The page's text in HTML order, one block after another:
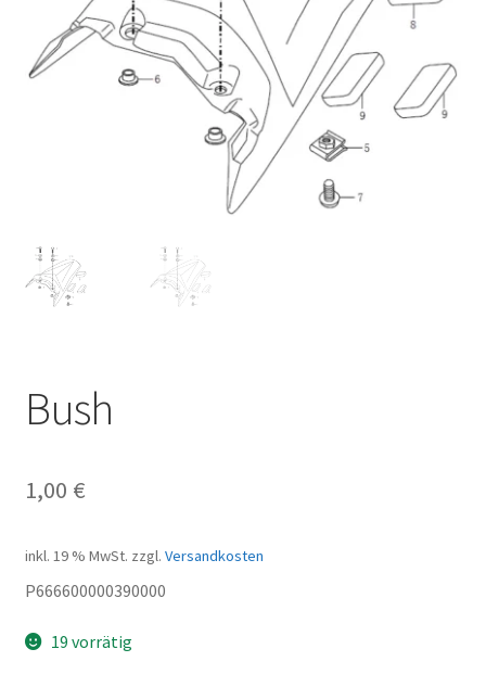
Bush
1,00 €
inkl. 19 % MwSt. zzgl. Versandkosten
P666600000390000
19 vorrätig